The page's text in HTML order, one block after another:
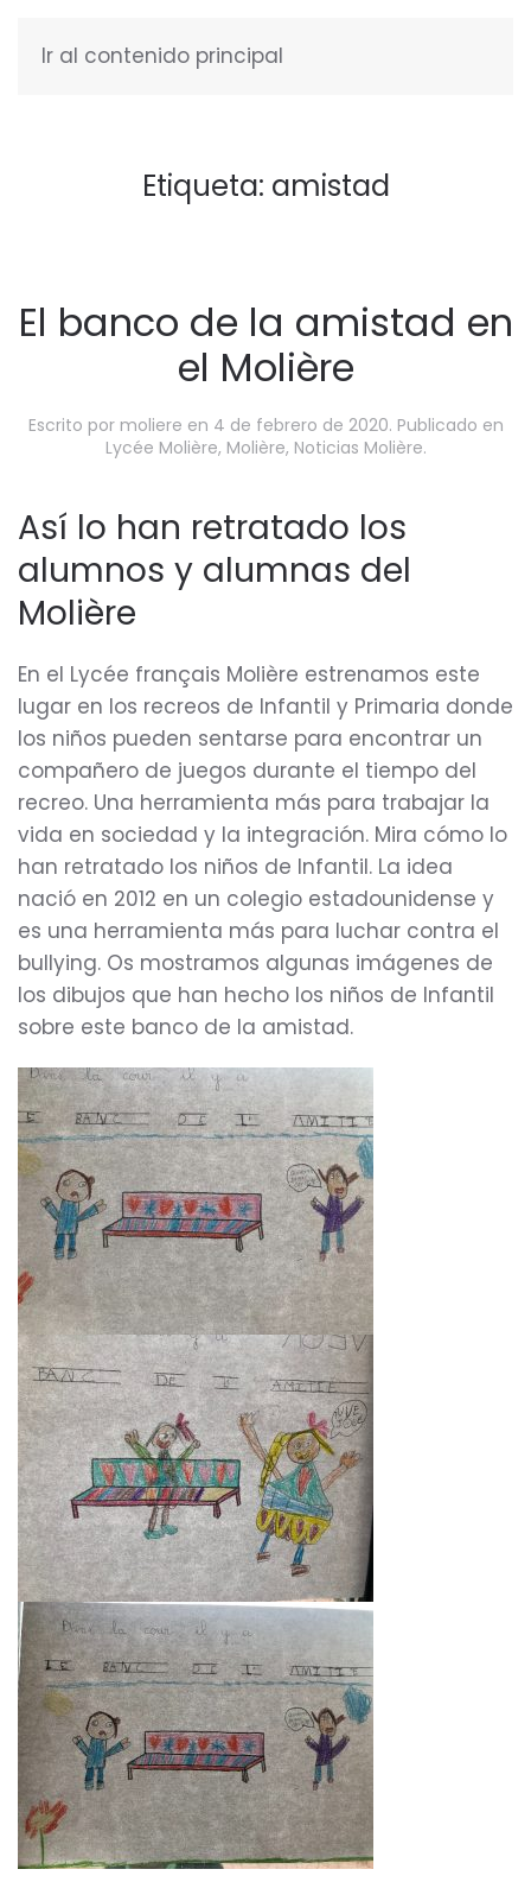
Ir al contenido principal
Etiqueta: amistad
El banco de la amistad en
el Molière
Escrito por moliere en 4 de febrero de 2020. Publicado en
Lycée Molière, Molière, Noticias Molière.
Así lo han retratado los
alumnos y alumnas del
Molière
En el Lycée français Molière estrenamos este
lugar en los recreos de Infantil y Primaria donde
los niños pueden sentarse para encontrar un
compañero de juegos durante el tiempo del
recreo. Una herramienta más para trabajar la
vida en sociedad y la integración. Mira cómo lo
han retratado los niños de Infantil. La idea
nació en 2012 en un colegio estadounidense y
es una herramienta más para luchar contra el
bullying. Os mostramos algunas imágenes de
los dibujos que han hecho los niños de Infantil
sobre este banco de la amistad.